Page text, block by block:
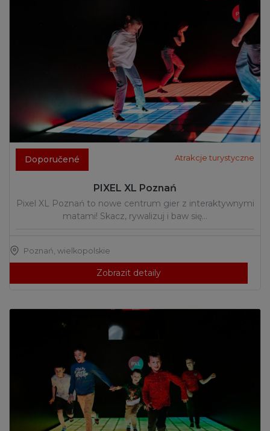
Doporučené Atrakcje turystyczne
PIXEL XL Poznań
Pixel XL Poznań to nowe centrum gier z interaktywnymi
matami! Skacz, rywalizuj i baw się…
Poznań wielkopolskie
Zobrazit detaily